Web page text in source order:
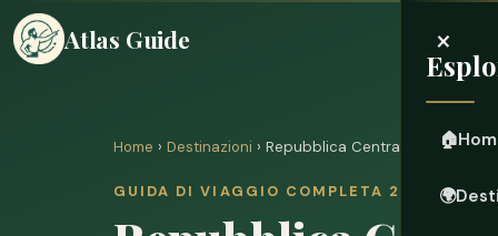
Atlas Guide ×
🏠
🌍
Home › Destinazioni › Repubblica Centrafricana
GUIDA DI VIAGGIO COMPLETA 2026